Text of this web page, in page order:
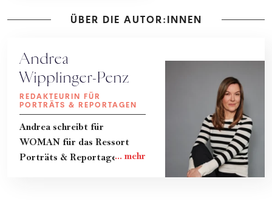
ÜBER DIE AUTOR:INNEN
Andrea
Wipplinger-Penz
REDAKTEURIN FÜR
PORTRÄTS & REPORTAGEN
Andrea schreibt für
WOMAN für das Ressort
Porträts & Reportagen.